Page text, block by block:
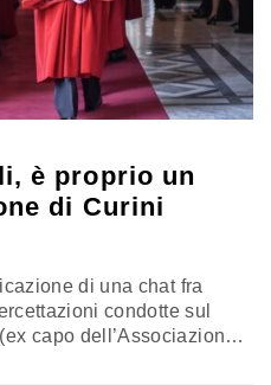
è proprio un
di Curini
di una chat fra
condotte sul
capo dell’Associazione